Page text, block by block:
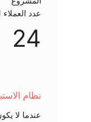
عدد العملاء
24
نظام
عندما لا